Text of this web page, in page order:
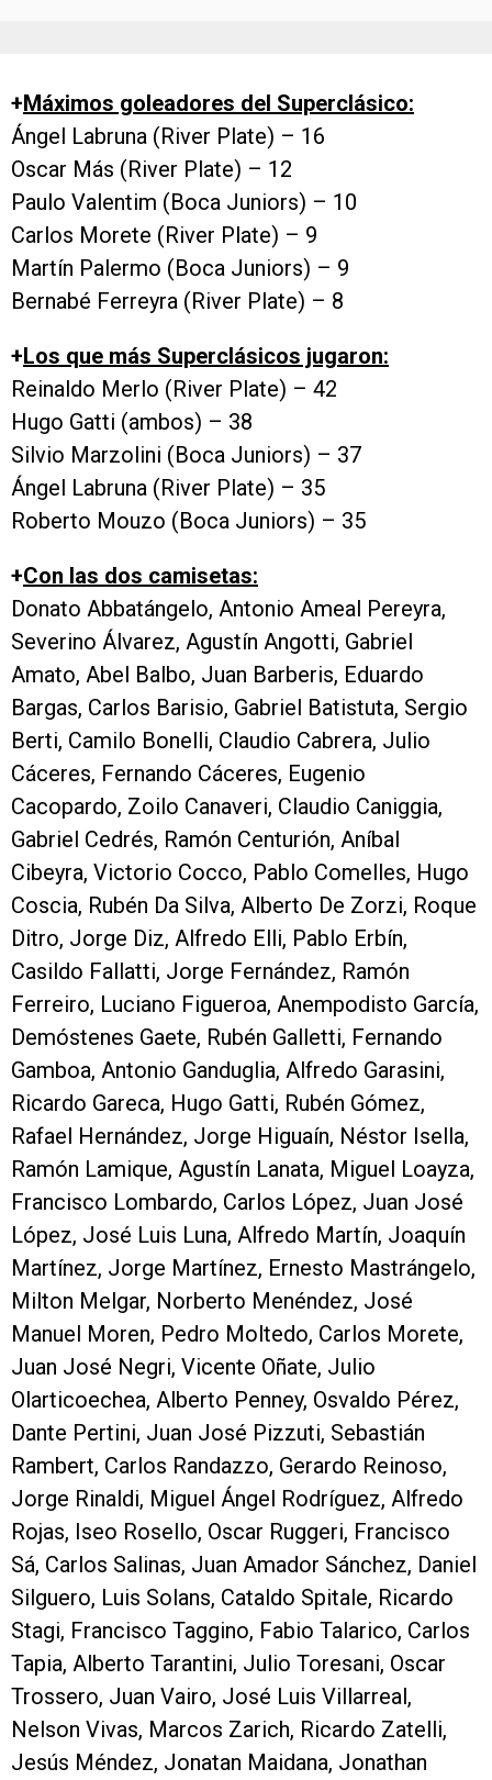
+Máximos goleadores del Superclásico:
Ángel Labruna (River Plate) – 16
Oscar Más (River Plate) – 12
Paulo Valentim (Boca Juniors) – 10
Carlos Morete (River Plate) – 9
Martín Palermo (Boca Juniors) – 9
Bernabé Ferreyra (River Plate) – 8
+Los que más Superclásicos jugaron:
Reinaldo Merlo (River Plate) – 42
Hugo Gatti (ambos) – 38
Silvio Marzolini (Boca Juniors) – 37
Ángel Labruna (River Plate) – 35
Roberto Mouzo (Boca Juniors) – 35
+Con las dos camisetas:
Donato Abbatángelo, Antonio Ameal Pereyra,
Severino Álvarez, Agustín Angotti, Gabriel
Amato, Abel Balbo, Juan Barberis, Eduardo
Bargas, Carlos Barisio, Gabriel Batistuta, Sergio
Berti, Camilo Bonelli, Claudio Cabrera, Julio
Cáceres, Fernando Cáceres, Eugenio
Cacopardo, Zoilo Canaveri, Claudio Caniggia,
Gabriel Cedrés, Ramón Centurión, Aníbal
Cibeyra, Victorio Cocco, Pablo Comelles, Hugo
Coscia, Rubén Da Silva, Alberto De Zorzi, Roque
Ditro, Jorge Diz, Alfredo Elli, Pablo Erbín,
Casildo Fallatti, Jorge Fernández, Ramón
Ferreiro, Luciano Figueroa, Anempodisto García,
Demóstenes Gaete, Rubén Galletti, Fernando
Gamboa, Antonio Ganduglia, Alfredo Garasini,
Ricardo Gareca, Hugo Gatti, Rubén Gómez,
Rafael Hernández, Jorge Higuaín, Néstor Isella,
Ramón Lamique, Agustín Lanata, Miguel Loayza,
Francisco Lombardo, Carlos López, Juan José
López, José Luis Luna, Alfredo Martín, Joaquín
Martínez, Jorge Martínez, Ernesto Mastrángelo,
Milton Melgar, Norberto Menéndez, José
Manuel Moren, Pedro Moltedo, Carlos Morete,
Juan José Negri, Vicente Oñate, Julio
Olarticoechea, Alberto Penney, Osvaldo Pérez,
Dante Pertini, Juan José Pizzuti, Sebastián
Rambert, Carlos Randazzo, Gerardo Reinoso,
Jorge Rinaldi, Miguel Ángel Rodríguez, Alfredo
Rojas, Iseo Rosello, Oscar Ruggeri, Francisco
Sá, Carlos Salinas, Juan Amador Sánchez, Daniel
Silguero, Luis Solans, Cataldo Spitale, Ricardo
Stagi, Francisco Taggino, Fabio Talarico, Carlos
Tapia, Alberto Tarantini, Julio Toresani, Oscar
Trossero, Juan Vairo, José Luis Villarreal,
Nelson Vivas, Marcos Zarich, Ricardo Zatelli,
Jesús Méndez, Jonatan Maidana, Jonathan